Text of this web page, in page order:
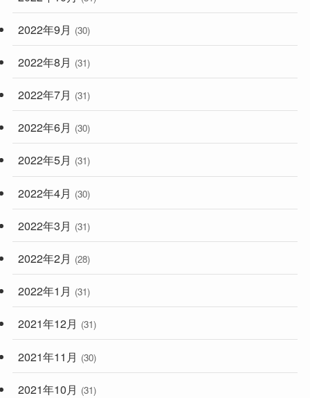
2022年9月 (30)
2022年8月 (31)
2022年7月 (31)
2022年6月 (30)
2022年5月 (31)
2022年4月 (30)
2022年3月 (31)
2022年2月 (28)
2022年1月 (31)
2021年12月 (31)
2021年11月 (30)
2021年10月 (31)